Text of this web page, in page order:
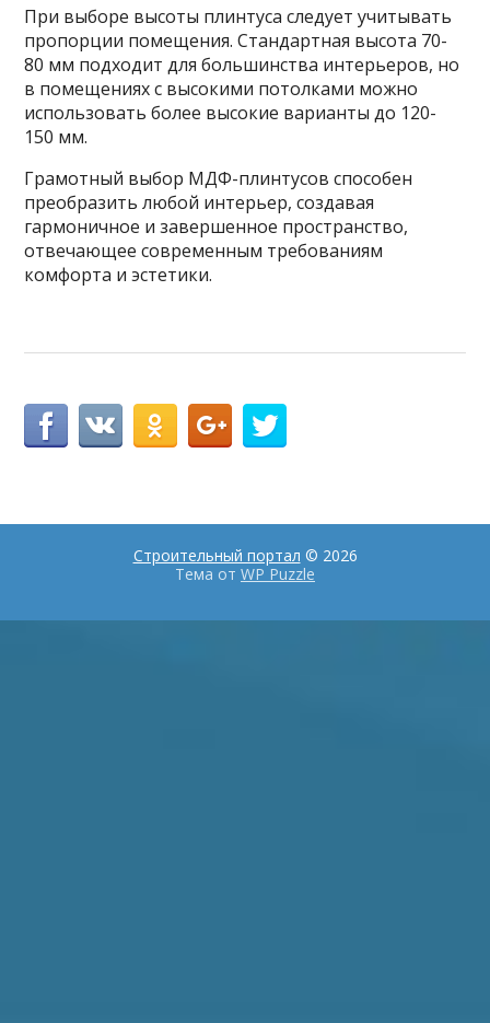
При выборе высоты плинтуса следует учитывать
пропорции помещения. Стандартная высота 70-
80 мм подходит для большинства интерьеров, но
в помещениях с высокими потолками можно
использовать более высокие варианты до 120-
150 мм.
Грамотный выбор МДФ-плинтусов способен
преобразить любой интерьер, создавая
гармоничное и завершенное пространство,
отвечающее современным требованиям
комфорта и эстетики.
Строительный портал © 2026
Тема от WP Puzzle